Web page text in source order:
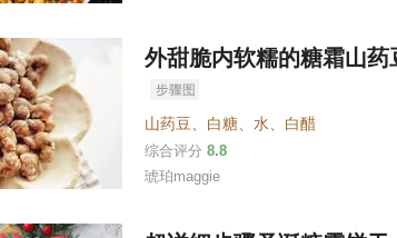
外甜脆内软糯的糖霜山药
山药豆 白糖 水 白醋
综合评分 8.8
琥珀maggie